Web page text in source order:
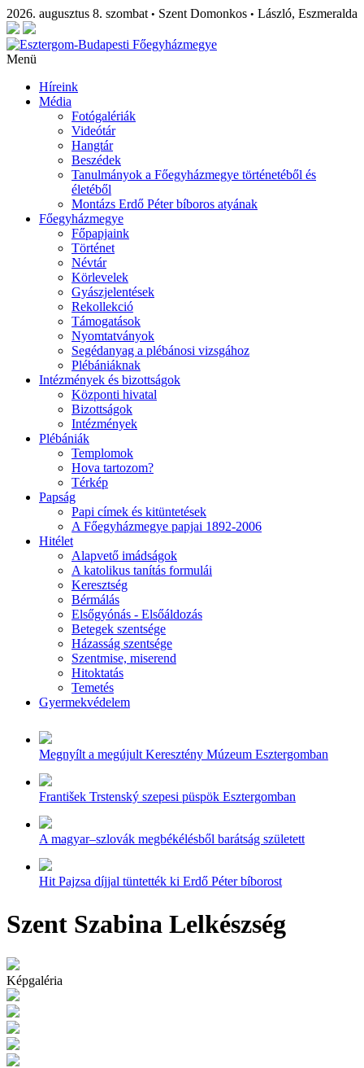
2026. augusztus 8. szombat • Szent Domonkos • László, Eszmeralda
Menü
Híreink
Média
Fotógalériák
Videótár
Hangtár
Beszédek
Tanulmányok a Főegyházmegye történetéből és
életéből
Montázs Erdő Péter bíboros atyának
Főegyházmegye
Főpapjaink
Történet
Névtár
Körlevelek
Gyászjelentések
Rekollekció
Támogatások
Nyomtatványok
Segédanyag a plébánosi vizsgához
Plébániáknak
Intézmények és bizottságok
Központi hivatal
Bizottságok
Intézmények
Plébániák
Templomok
Hova tartozom?
Térkép
Papság
Papi címek és kitüntetések
A Főegyházmegye papjai 1892-2006
Hitélet
Alapvető imádságok
A katolikus tanítás formulái
Keresztség
Bérmálás
Elsőgyónás - Elsőáldozás
Betegek szentsége
Házasság szentsége
Szentmise, miserend
Hitoktatás
Temetés
Gyermekvédelem
Megnyílt a megújult Keresztény Múzeum Esztergomban
František Trstenský szepesi püspök Esztergomban
A magyar–szlovák megbékélésből barátság született
Hit Pajzsa díjjal tüntették ki Erdő Péter bíborost
Szent Szabina Lelkészség
Képgaléria